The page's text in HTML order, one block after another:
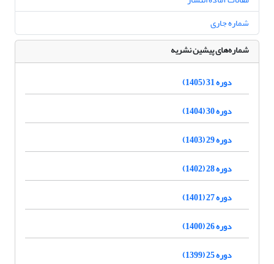
شماره جاری
شماره‌های پیشین نشریه
دوره 31 (1405)
دوره 30 (1404)
دوره 29 (1403)
دوره 28 (1402)
دوره 27 (1401)
دوره 26 (1400)
دوره 25 (1399)